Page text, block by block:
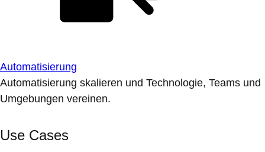
Automatisierung
Automatisierung skalieren und Technologie, Teams und
Umgebungen vereinen.
Use Cases